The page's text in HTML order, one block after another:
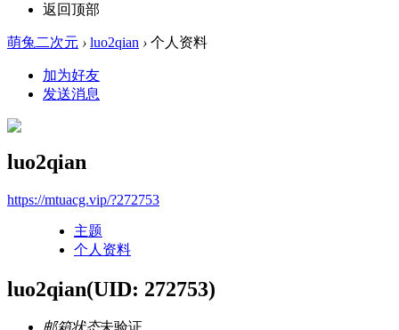
返回顶部
萌兔二次元 › luo2qian › 个人资料
加为好友
发送消息
luo2qian
https://mtuacg.vip/?272753
主题
个人资料
luo2qian(UID: 272753)